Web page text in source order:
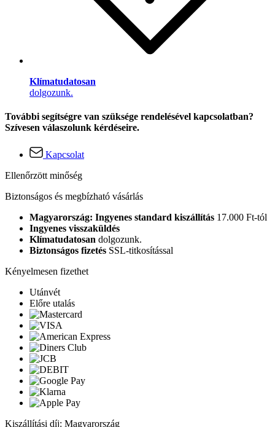
Klímatudatosan
dolgozunk.
További segítségre van szüksége rendelésével kapcsolatban?
Szívesen válaszolunk kérdéseire.
Kapcsolat
Ellenőrzött minőség
Biztonságos és megbízható vásárlás
Magyarország: Ingyenes standard kiszállítás 17.000 Ft-tól
Ingyenes visszaküldés
Klímatudatosan dolgozunk.
Biztonságos fizetés SSL-titkosítással
Kényelmesen fizethet
Utánvét
Előre utalás
Kiszállítási díj: Magyarország